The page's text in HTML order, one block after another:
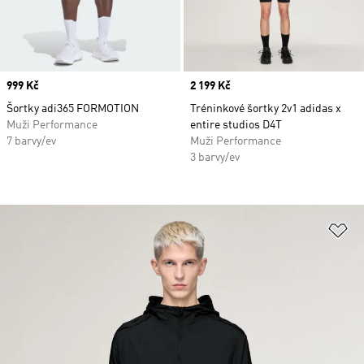
Price
999 Kč
Šortky adi365 FORMOTION
Muži Performance
7 barvy/ev
Price
2 199 Kč
Tréninkové šortky 2v1 adidas x
entire studios D4T
Muži Performance
3 barvy/ev